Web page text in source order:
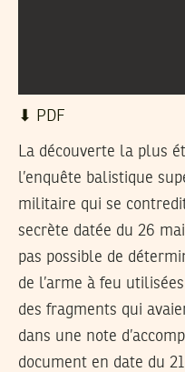
⬇︎ PDF
La découverte la plus
l’enquête balistique
militaire qui se
secrète datée du 26
pas possible de
de l’arme à feu
des fragments qui
dans une note
document en date du